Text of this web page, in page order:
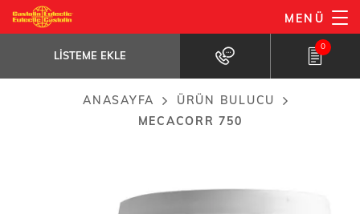
Ana
içeriğe
MENÜ
LISTEME EKLE
0
MeCaCorr 750
LISTEME EKLE
Breadcrumb
ANASAYFA
ÜRÜN BULUCU
MECACORR 750